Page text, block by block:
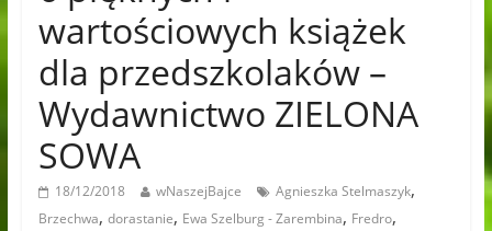
wartościowych książek
dla przedszkolaków –
Wydawnictwo ZIELONA
SOWA
18/12/2018 wNaszejBajce Agnieszka Stelmaszyk,
Brzechwa, dorastanie, Ewa Szelburg - Zarembina, Fredro,